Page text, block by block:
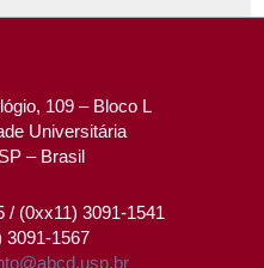
109 – Bloco L
Universitária
– Brasil
/ (0xx11) 3091-1541
3091-1567